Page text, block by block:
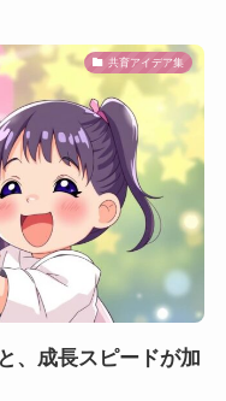
共育アイデア集
、成長スピードが加